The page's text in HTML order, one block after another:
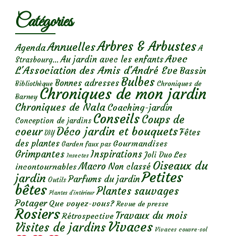
Catégories
AgendaAnnuellesArbres & Arbustes A
Strasbourg... Au jardin avec les enfantsAvec
L'Association des Amis d'André Eve Bassin
Bibliothèque Bonnes adresses Bulbes Chroniques de
Barney Chroniques de mon jardin
Chroniques de Nala Coaching-jardin
Conception de jardins ConseilsCoups de
coeur DIY Déco jardin et bouquetsFêtes
des plantes Garden faux pas Gourmandises
Grimpantes Insectes Inspirations Joli Duo Les
incontournables Macro Non classé Oiseaux du
jardin Outils Parfums du jardinPetites
bêtes Plantes d’intérieur Plantes sauvages
Potager Que voyez-vous? Revue de presse
Rosiers Rétrospective Travaux du mois
Visites de jardins Vivaces Vivaces couvre-sol